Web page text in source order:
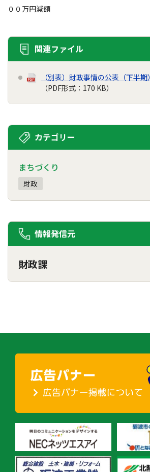
００万円減額
関連ファイル
（別表）財政事情の公表（下半期）
（PDF形式：170 KB）
カテゴリー
まちづくり
財政
情報発信元
財政課